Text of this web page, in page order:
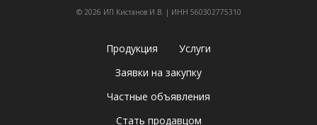
© 2026 ИП Кистанов И.В. | ИНН 560302775310
Продукция
Услуги
Заявки на закупку
Частные объявления
Стать продавцом